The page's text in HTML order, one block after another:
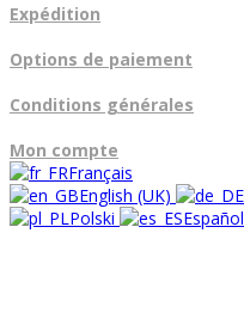
Expédition
Options de paiement
Conditions générales
Mon compte
Français
English (UK)
Polski
Español